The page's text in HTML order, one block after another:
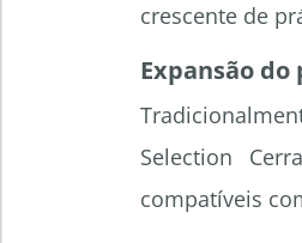
crescente de
Expansão
Selection
compatíveis